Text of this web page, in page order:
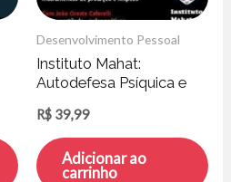
Desenvolvimento Pessoal
Instituto Mahat:
Autodefesa Psíquica e
Cafarelli
R$ 39,99
Adicionar ao
carrinho